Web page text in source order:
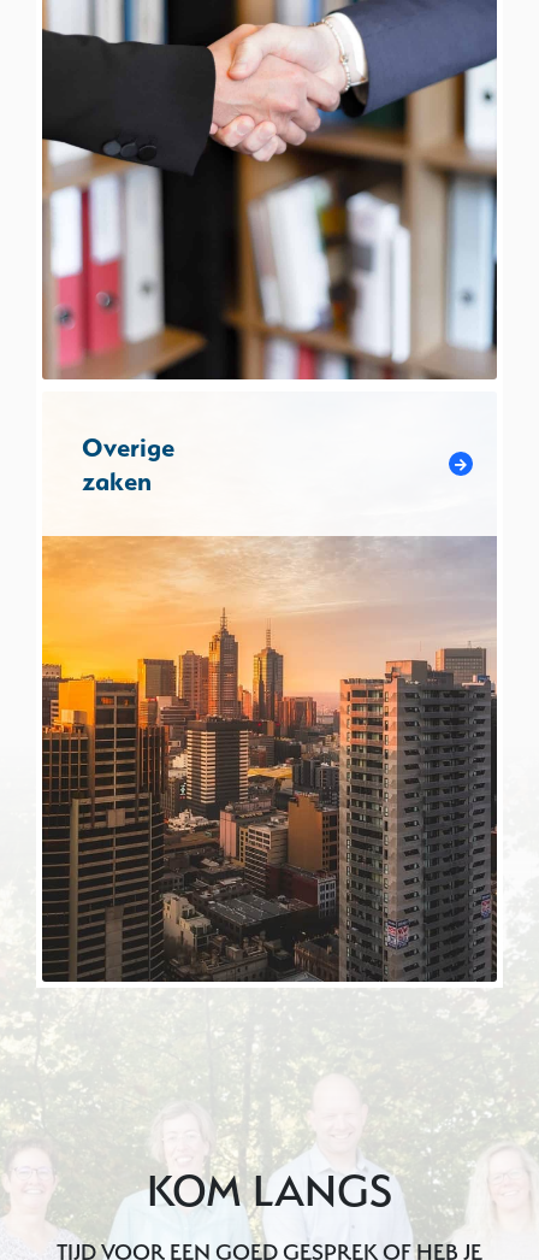
Overige
zaken
KOM LANGS
TIJD VOOR EEN GOED GESPREK OF HEB JE